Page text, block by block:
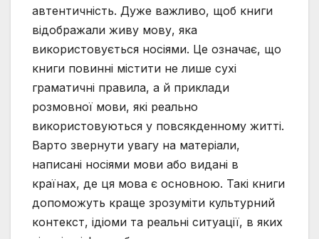
автентичність. Дуже важливо, щоб книги
відображали живу мову, яка
використовується носіями. Це означає, що
книги повинні містити не лише сухі
граматичні правила, а й приклади
розмовної мови, які реально
використовуються у повсякденному житті.
Варто звернути увагу на матеріали,
написані носіями мови або видані в
країнах, де ця мова є основною. Такі книги
допоможуть краще зрозуміти культурний
контекст, ідіоми та реальні ситуації, в яких